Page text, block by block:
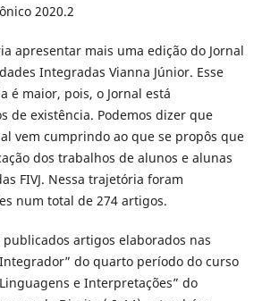
2020.2
apresentar mais uma edição do Jornal
Integradas Vianna Júnior. Esse
é maior, pois, o Jornal está
de existência. Podemos dizer que
vem cumprindo ao que se propôs que
dos trabalhos de alunos e alunas
FIVJ. Nessa trajetória foram
num total de 274 artigos.
artigos elaborados nas
do quarto período do curso
e Interpretações” do